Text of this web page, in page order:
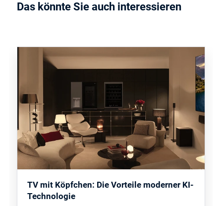
Das könnte Sie auch interessieren
TV mit Köpfchen: Die Vorteile moderner KI-
Technologie